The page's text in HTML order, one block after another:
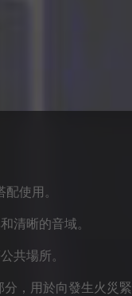
使用。
清晰的音域。
共場所。
分，用於向發生火災緊